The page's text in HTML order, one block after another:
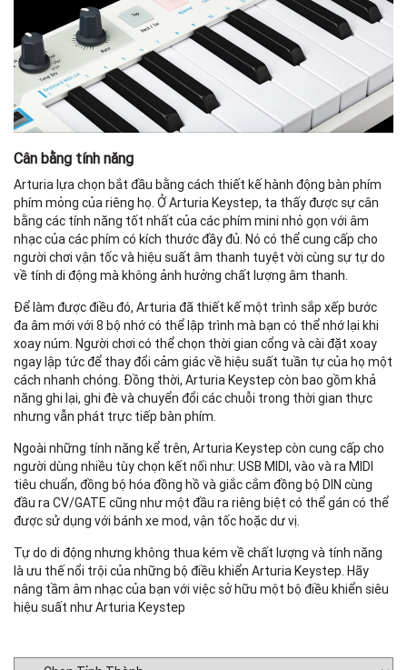
Cân bằng tính năng
Arturia lựa chọn bắt đầu bằng cách thiết kế hành động bàn phím
phím mỏng của riêng họ. Ở Arturia Keystep, ta thấy được sự cân
bằng các tính năng tốt nhất của các phím mini nhỏ gọn với âm
nhạc của các phím có kích thước đầy đủ. Nó có thể cung cấp cho
người chơi vận tốc và hiệu suất âm thanh tuyệt vời cùng sự tự do
về tính di động mà không ảnh hưởng chất lượng âm thanh.
Để làm được điều đó, Arturia đã thiết kế một trình sắp xếp bước
đa âm mới với 8 bộ nhớ có thể lập trình mà bạn có thể nhớ lại khi
xoay núm. Người chơi có thể chọn thời gian cổng và cài đặt xoay
ngay lập tức để thay đổi cảm giác về hiệu suất tuần tự của họ một
cách nhanh chóng. Đồng thời, Arturia Keystep còn bao gồm khả
năng ghi lại, ghi đè và chuyển đổi các chuỗi trong thời gian thực
nhưng vẫn phát trực tiếp bàn phím.
Ngoài những tính năng kể trên, Arturia Keystep còn cung cấp cho
người dùng nhiều tùy chọn kết nối như: USB MIDI, vào và ra MIDI
tiêu chuẩn, đồng bộ hóa đồng hồ và giắc cắm đồng bộ DIN cùng
đầu ra CV/GATE cũng như một đầu ra riêng biệt có thể gán có thể
được sử dụng với bánh xe mod, vận tốc hoặc dư vị.
Tự do di động nhưng không thua kém về chất lượng và tính năng
là ưu thế nổi trội của những bộ điều khiển Arturia Keystep. Hãy
nâng tầm âm nhạc của bạn với việc sở hữu một bộ điều khiển siêu
hiệu suất như Arturia Keystep